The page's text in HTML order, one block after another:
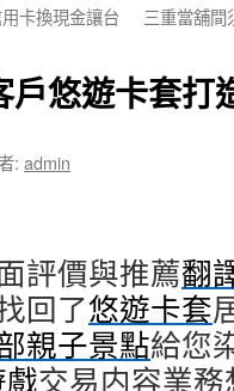
卡換現金讓台
三重當舖間
悠遊卡套打
: admin
評價與推薦翻
回了悠遊卡套
親子景點給您
交易内容業